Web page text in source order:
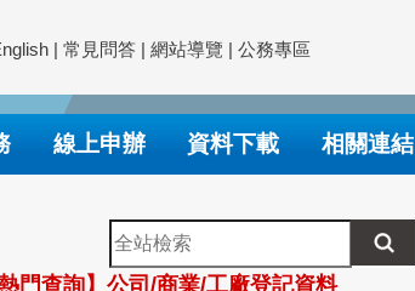
| 常見問答 | 網站導覽 | 公務專區
線上申辦 資料下載 相關連結
全
站
檢
熱門查詢】公司/商業/工廠登記資料